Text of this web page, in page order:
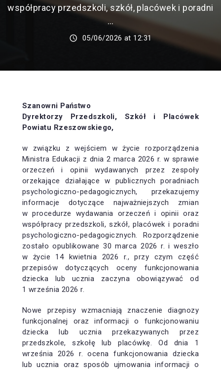
współpracy przedszkoli, szkół, placówek i poradni
…
05/06/2026 at 12:31
Szanowni Państwo
Dyrektorzy Przedszkoli, Szkół i Placówek
Powiatu Rzeszowskiego,
w związku z wejściem w życie rozporządzenia
Ministra Edukacji z dnia 2 marca 2026 r. w sprawie
orzeczeń i opinii wydawanych przez zespoły
orzekające działające w publicznych poradniach
psychologiczno-pedagogicznych, przekazujemy
informacje dotyczące najważniejszych zmian
w procedurze wydawania orzeczeń i opinii oraz
współpracy przedszkoli, szkół, placówek i poradni
psychologiczno-pedagogicznych. Rozporządzenie
zostało opublikowane 30 marca 2026 r. i weszło
w życie 14 kwietnia 2026 r., przy czym część
przepisów dotyczących oceny funkcjonowania
dziecka lub ucznia zaczyna obowiązywać od
1 września 2026 r.
Nowe przepisy wzmacniają znaczenie diagnozy
funkcjonalnej oraz informacji o funkcjonowaniu
dziecka lub ucznia przekazywanych przez
przedszkole, szkołę lub placówkę. Od dnia 1
września 2026 r. ocena funkcjonowania dziecka
lub ucznia oraz sposób ujmowania informacji o